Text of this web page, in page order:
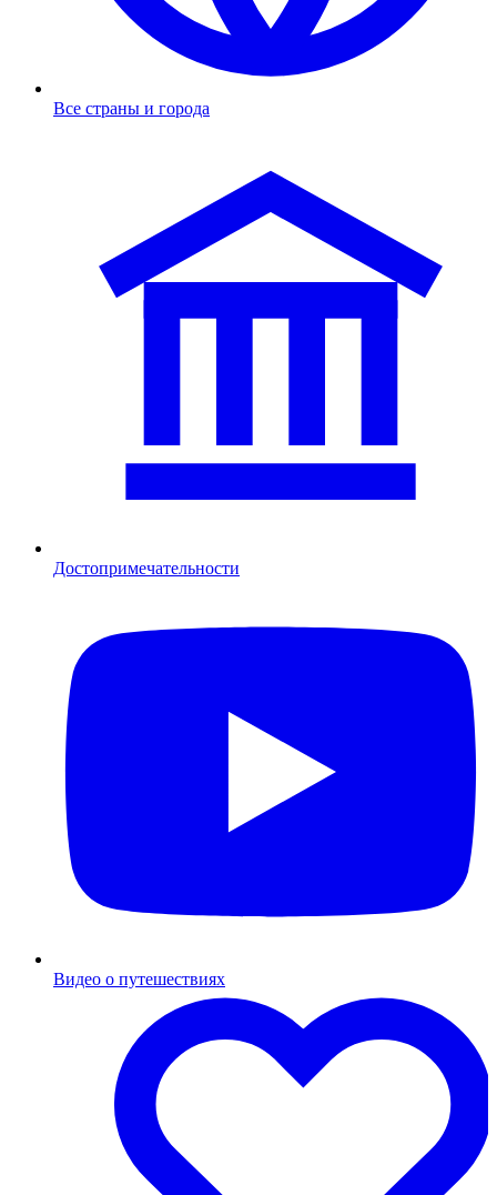
Все страны и города
Достопримечательности
Видео о путешествиях